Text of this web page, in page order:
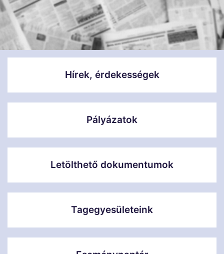
Hírek, érdekességek
Pályázatok
Letölthető dokumentumok
Tagegyesületeink